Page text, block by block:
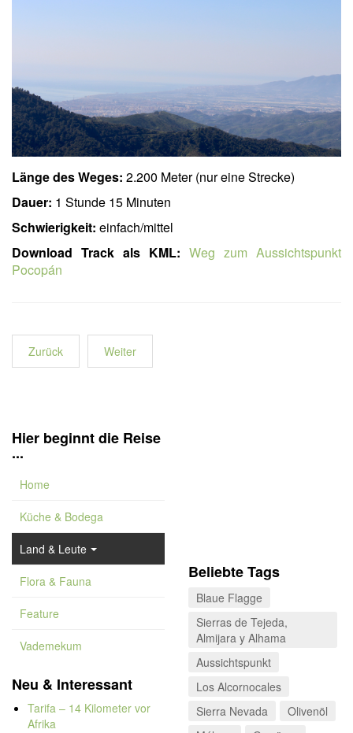
Länge des Weges: 2.200 Meter (nur eine Strecke)
Dauer: 1 Stunde 15 Minuten
Schwierigkeit: einfach/mittel
Download Track als KML: Weg zum Aussichtspunkt
Pocopán
Zurück Weiter
Hier beginnt die Reise
...
Home
Küche & Bodega
Land & Leute
Flora & Fauna
Feature
Vademekum
Neu & Interessant
Tarifa – 14 Kilometer vor
Afrika
Beliebte Tags
Blaue Flagge
Sierras de Tejeda,
Almijara y Alhama
Aussichtspunkt
Los Alcornocales
Sierra Nevada
Olivenöl